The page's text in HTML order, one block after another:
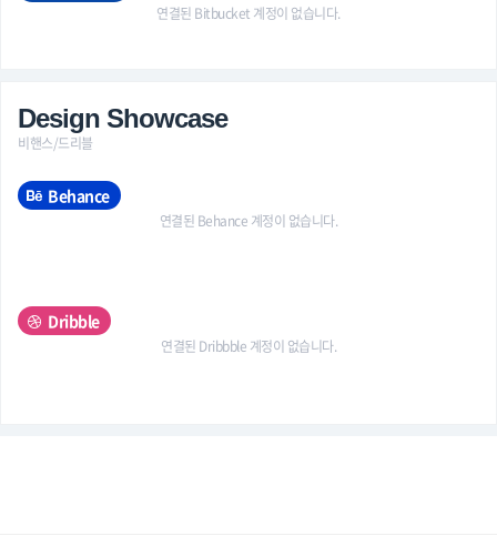
연결된 Bitbucket 계정이 없습니다.
Design Showcase
비핸스/드리블
Behance
연결된 Behance 계정이 없습니다.
Dribble
연결된 Dribbble 계정이 없습니다.